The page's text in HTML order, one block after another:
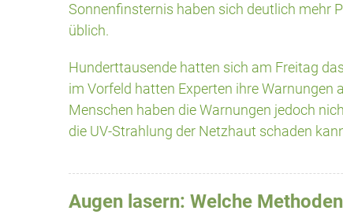
Sonnenfinsternis haben sich deutlich mehr
üblich.
Hunderttausende hatten sich am Freitag
im Vorfeld hatten Experten ihre Warnungen
Menschen haben die Warnungen jedoch
die UV-Strahlung der Netzhaut schaden
Augen lasern: Welche